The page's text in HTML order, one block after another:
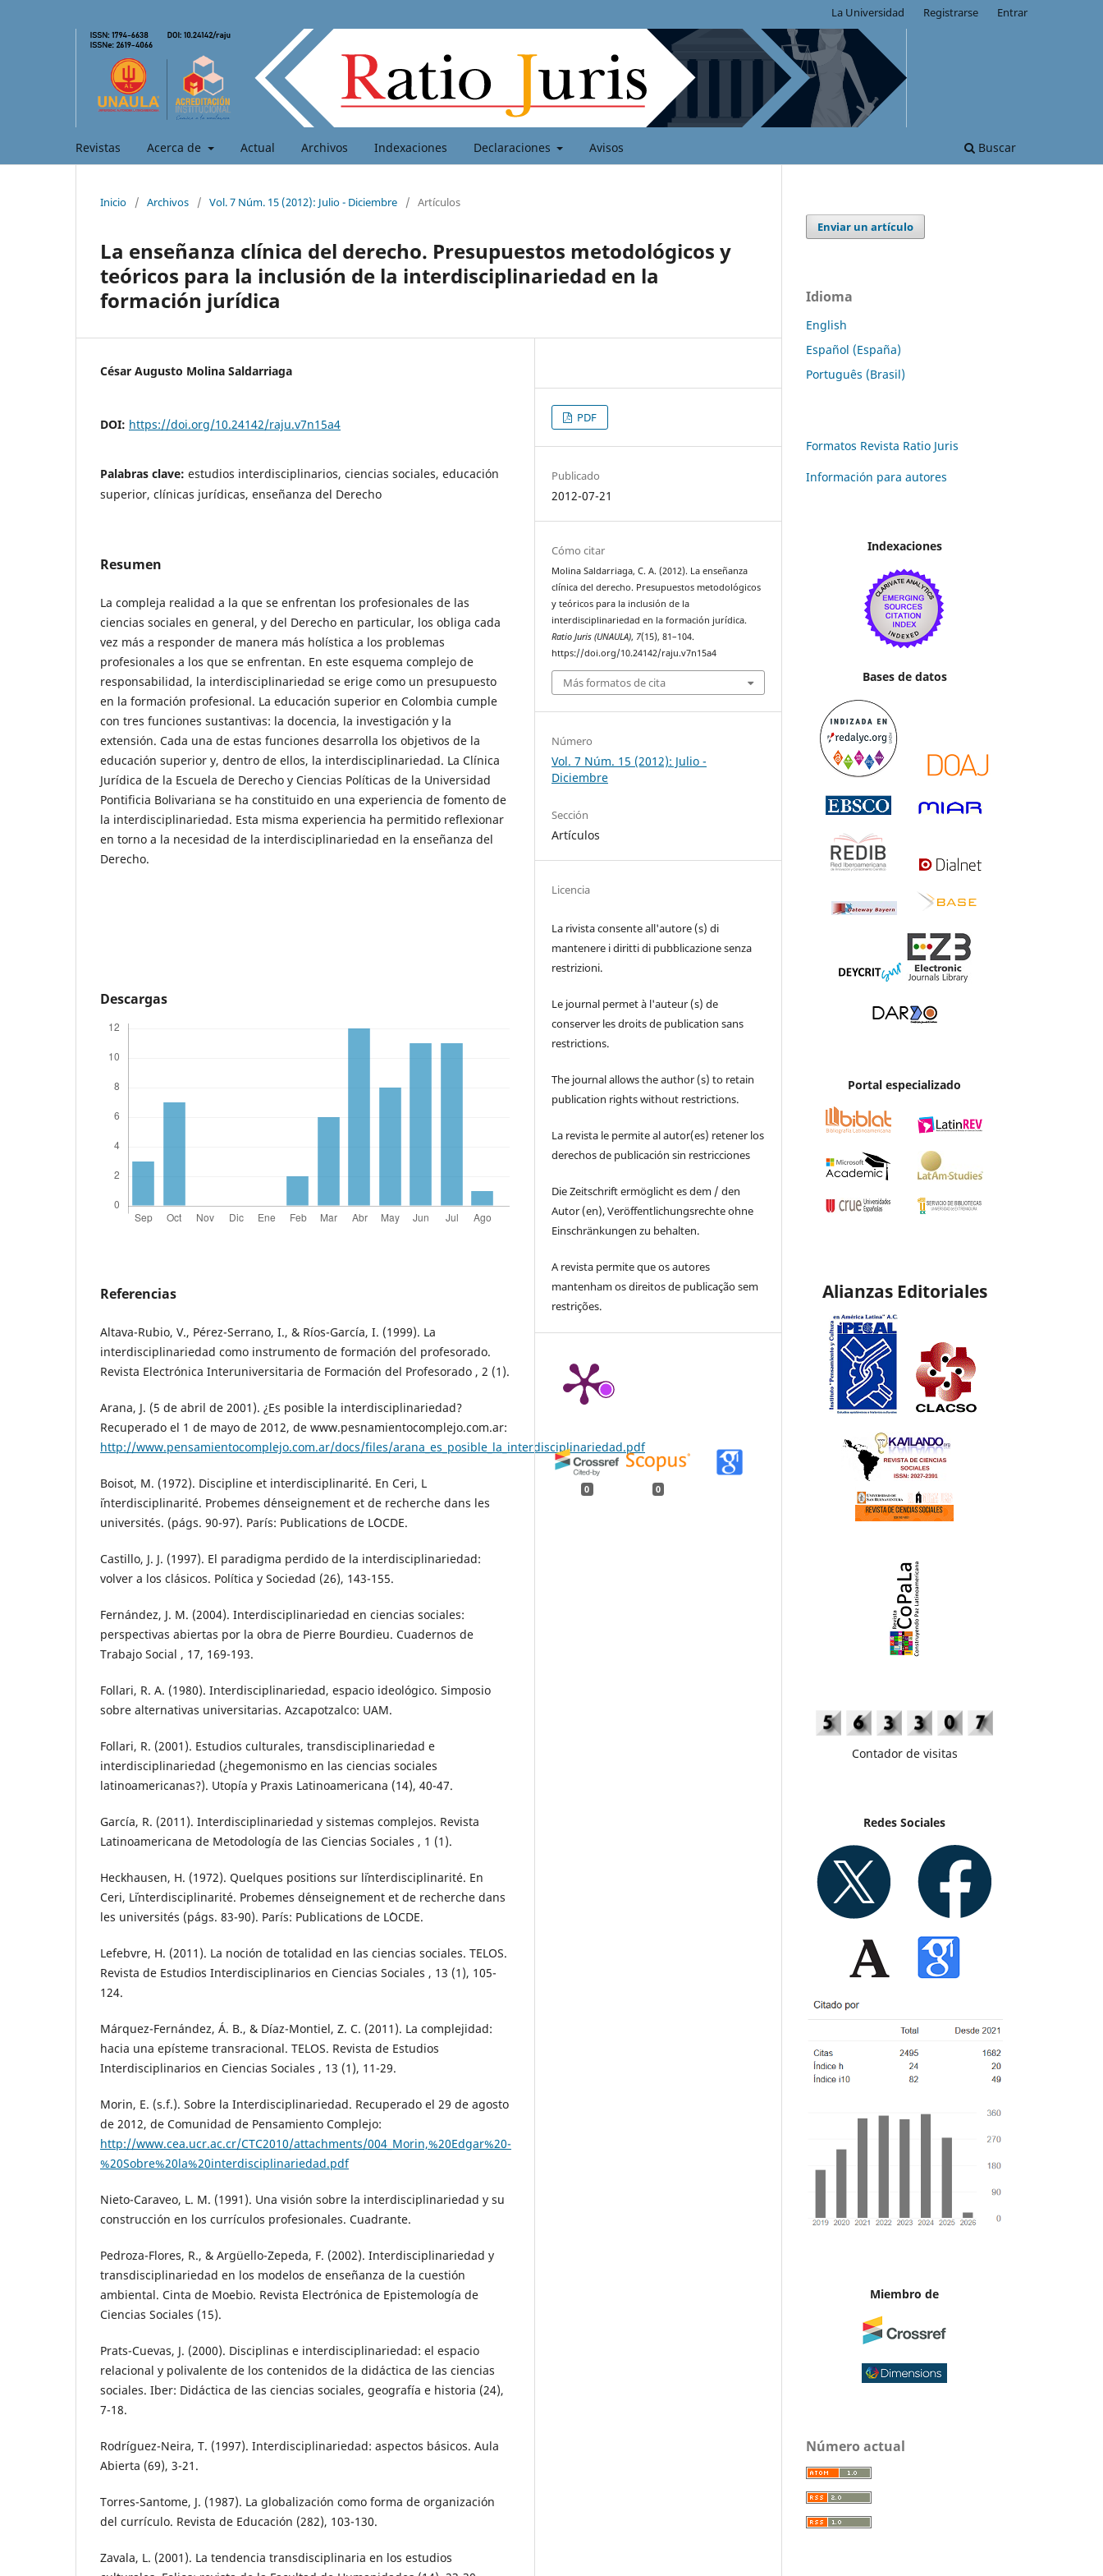
Revistas Acerca de Actual Archivos Indexaciones Declaraciones Avisos Buscar
La Universidad Registrarse Entrar
Inicio / Archivos / Vol. 7 Núm. 15 (2012): Julio - Diciembre / Artículos
La enseñanza clínica del derecho. Presupuestos metodológicos y
teóricos para la inclusión de la interdisciplinariedad en la
formación jurídica
César Augusto Molina Saldarriaga
DOI: https://doi.org/10.24142/raju.v7n15a4
Palabras clave: estudios interdisciplinarios, ciencias sociales, educación
superior, clínicas jurídicas, enseñanza del Derecho
Resumen
La compleja realidad a la que se enfrentan los profesionales de las
ciencias sociales en general, y del Derecho en particular, los obliga cada
vez más a responder de manera más holística a los problemas
profesionales a los que se enfrentan. En este esquema complejo de
responsabilidad, la interdisciplinariedad se erige como un presupuesto
en la formación profesional. La educación superior en Colombia cumple
con tres funciones sustantivas: la docencia, la investigación y la
extensión. Cada una de estas funciones desarrolla los objetivos de la
educación superior y, dentro de ellos, la interdisciplinariedad. La Clínica
Jurídica de la Escuela de Derecho y Ciencias Políticas de la Universidad
Pontificia Bolivariana se ha constituido en una experiencia de fomento de
la interdisciplinariedad. Esta misma experiencia ha permitido reflexionar
en torno a la necesidad de la interdisciplinariedad en la enseñanza del
Derecho.
Descargas
Referencias
Altava-Rubio, V., Pérez-Serrano, I., & Ríos-García, I. (1999). La
interdisciplinariedad como instrumento de formación del profesorado.
Revista Electrónica Interuniversitaria de Formación del Profesorado , 2 (1).
Arana, J. (5 de abril de 2001). ¿Es posible la interdisciplinariedad?
Recuperado el 1 de mayo de 2012, de www.pesnamientocomplejo.com.ar:
http://www.pensamientocomplejo.com.ar/docs/files/arana_es_posible_la_interdisciplinariedad.pdf
Boisot, M. (1972). Discipline et interdisciplinarité. En Ceri, L
´interdisciplinarité. Probemes d´enseignement et de recherche dans les
universités. (págs. 90-97). París: Publications de L´OCDE.
Castillo, J. J. (1997). El paradigma perdido de la interdisciplinariedad:
volver a los clásicos. Política y Sociedad (26), 143-155.
Fernández, J. M. (2004). Interdisciplinariedad en ciencias sociales:
perspectivas abiertas por la obra de Pierre Bourdieu. Cuadernos de
Trabajo Social , 17, 169-193.
Follari, R. A. (1980). Interdisciplinariedad, espacio ideológico. Simposio
sobre alternativas universitarias. Azcapotzalco: UAM.
Follari, R. (2001). Estudios culturales, transdisciplinariedad e
interdisciplinariedad (¿hegemonismo en las ciencias sociales
latinoamericanas?). Utopía y Praxis Latinoamericana (14), 40-47.
García, R. (2011). Interdisciplinariedad y sistemas complejos. Revista
Latinoamericana de Metodología de las Ciencias Sociales , 1 (1).
Heckhausen, H. (1972). Quelques positions sur l´interdisciplinarité. En
Ceri, L´interdisciplinarité. Probemes d´enseignement et de recherche dans
les universités (págs. 83-90). París: Publications de L´OCDE.
Lefebvre, H. (2011). La noción de totalidad en las ciencias sociales. TELOS.
Revista de Estudios Interdisciplinarios en Ciencias Sociales , 13 (1), 105-
124.
Márquez-Fernández, Á. B., & Díaz-Montiel, Z. C. (2011). La complejidad:
hacia una epísteme transracional. TELOS. Revista de Estudios
Interdisciplinarios en Ciencias Sociales , 13 (1), 11-29.
Morin, E. (s.f.). Sobre la Interdisciplinariedad. Recuperado el 29 de agosto
de 2012, de Comunidad de Pensamiento Complejo:
http://www.cea.ucr.ac.cr/CTC2010/attachments/004_Morin,%20Edgar%20-
%20Sobre%20la%20interdisciplinariedad.pdf
Nieto-Caraveo, L. M. (1991). Una visión sobre la interdisciplinariedad y su
construcción en los currículos profesionales. Cuadrante.
Pedroza-Flores, R., & Argüello-Zepeda, F. (2002). Interdisciplinariedad y
transdisciplinariedad en los modelos de enseñanza de la cuestión
ambiental. Cinta de Moebio. Revista Electrónica de Epistemología de
Ciencias Sociales (15).
Prats-Cuevas, J. (2000). Disciplinas e interdisciplinariedad: el espacio
relacional y polivalente de los contenidos de la didáctica de las ciencias
sociales. Iber: Didáctica de las ciencias sociales, geografía e historia (24),
7-18.
Rodríguez-Neira, T. (1997). Interdisciplinariedad: aspectos básicos. Aula
Abierta (69), 3-21.
Torres-Santome, J. (1987). La globalización como forma de organización
del currículo. Revista de Educación (282), 103-130.
Zavala, L. (2001). La tendencia transdisciplinaria en los estudios
PDF
Publicado
2012-07-21
Cómo citar
Molina Saldarriaga, C. A. (2012). La enseñanza
clínica del derecho. Presupuestos metodológicos
y teóricos para la inclusión de la
interdisciplinariedad en la formación jurídica.
Ratio Juris (UNAULA), 7(15), 81–104.
https://doi.org/10.24142/raju.v7n15a4
Más formatos de cita
Número
Vol. 7 Núm. 15 (2012): Julio -
Diciembre
Sección
Artículos
Licencia
La rivista consente all'autore (s) di
mantenere i diritti di pubblicazione senza
restrizioni.
Le journal permet à l'auteur (s) de
conserver les droits de publication sans
restrictions.
The journal allows the author (s) to retain
publication rights without restrictions.
La revista le permite al autor(es) retener los
derechos de publicación sin restricciones
Die Zeitschrift ermöglicht es dem / den
Autor (en), Veröffentlichungsrechte ohne
Einschränkungen zu behalten.
A revista permite que os autores
mantenham os direitos de publicação sem
restrições.
0 0
Enviar un artículo
Idioma
English
Español (España)
Português (Brasil)
Formatos Revista Ratio Juris
Información para autores
Indexaciones
Bases de datos
Portal especializado
Alianzas Editoriales
Contador de visitas
Redes Sociales
Miembro de
Número actual